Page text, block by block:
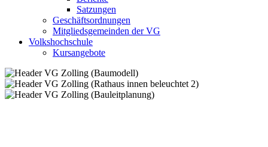
Satzungen
Geschäftsordnungen
Mitgliedsgemeinden der VG
Volkshochschule
Kursangebote